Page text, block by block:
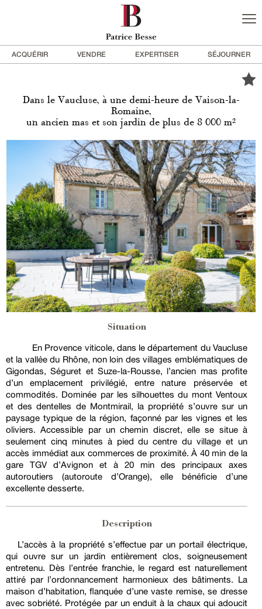
ACQUÉRIR VENDRE EXPERTISER SÉJOURNER
Dans le Vaucluse, à une demi-heure de Vaison-la-
Romaine,
un ancien mas et son jardin de plus de 8 000 m²
Situation
En Provence viticole, dans le département du Vaucluse
et la vallée du Rhône, non loin des villages emblématiques de
Gigondas, Séguret et Suze-la-Rousse, l’ancien mas profite
d’un emplacement privilégié, entre nature préservée et
commodités. Dominée par les silhouettes du mont Ventoux
et des dentelles de Montmirail, la propriété s’ouvre sur un
paysage typique de la région, façonné par les vignes et les
oliviers. Accessible par un chemin discret, elle se situe à
seulement cinq minutes à pied du centre du village et un
accès immédiat aux commerces de proximité. À 40 min de la
gare TGV d’Avignon et à 20 min des principaux axes
autoroutiers (autoroute d’Orange), elle bénéficie d’une
excellente desserte.
Description
L’accès à la propriété s’effectue par un portail électrique,
qui ouvre sur un jardin entièrement clos, soigneusement
entretenu. Dès l’entrée franchie, le regard est naturellement
attiré par l’ordonnancement harmonieux des bâtiments. La
maison d’habitation, flanquée d’une vaste remise, se dresse
avec sobriété. Protégée par un enduit à la chaux qui adoucit